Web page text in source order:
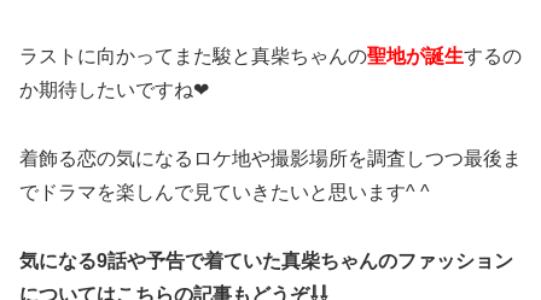
ラストに向かってまた駿と真柴ちゃんの聖地が誕生するの
か期待したいですね❤︎
着飾る恋の気になるロケ地や撮影場所を調査しつつ最後ま
でドラマを楽しんで見ていきたいと思います^ ^
気になる9話や予告で着ていた真柴ちゃんのファッション
についてはこちらの記事もどうぞ⇩⇩